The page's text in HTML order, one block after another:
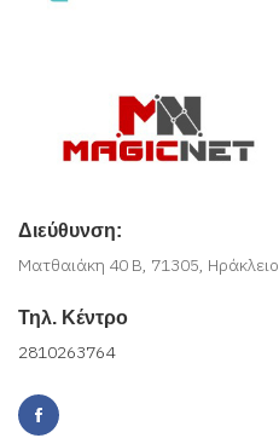
Διεύθυνση:
Ματθαιάκη 40 Β, 71305, Ηράκλειο
Τηλ. Κέντρο
2810263764